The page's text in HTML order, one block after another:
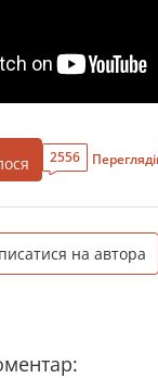
2556
на автора